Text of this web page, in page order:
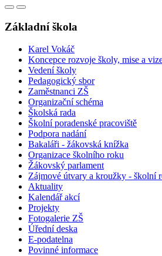
Základní škola
Karel Vokáč
Koncepce rozvoje školy, mise a
Vedení školy
Pedagogický sbor
Zaměstnanci ZŠ
Organizační schéma
Školská rada
Školní poradenské pracoviště
Podpora nadání
Bakaláři - žákovská knížka
Organizace školního roku
Žákovský parlament
Zájmové útvary a kroužky - školní
Aktuality
Kalendář akcí
Projekty
Fotogalerie ZŠ
Úřední deska
E-podatelna
Povinné informace